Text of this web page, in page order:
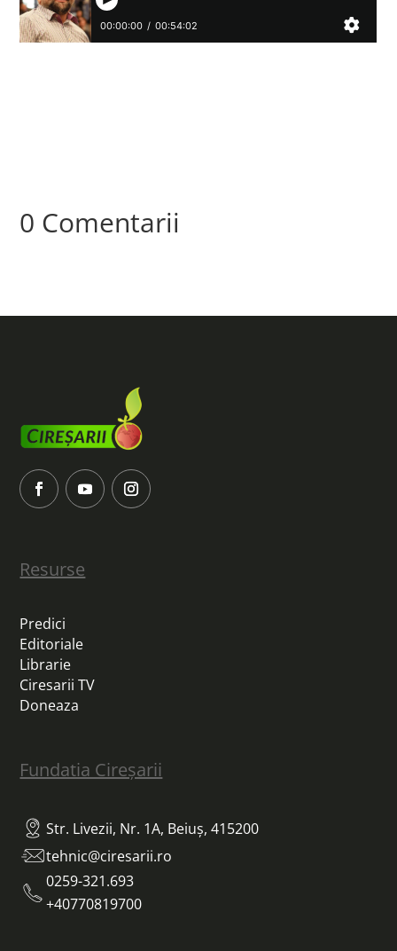
0 Comentarii
Resurse
Predici
Editoriale
Librarie
Ciresarii TV
Doneaza
Fundatia Cireșarii
Str. Livezii, Nr. 1A, Beiuș, 415200
tehnic@ciresarii.ro
0259-321.693
+40770819700